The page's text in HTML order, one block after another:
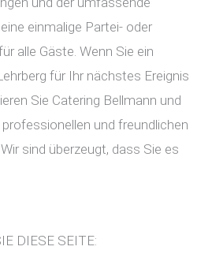
einmalige Partei- oder
alle Gäste. Wenn Sie ein
für Ihr nächstes Ereignis
Sie Catering Bellmann und
und freundlichen
sind überzeugt, dass Sie es
DIESE SEITE: